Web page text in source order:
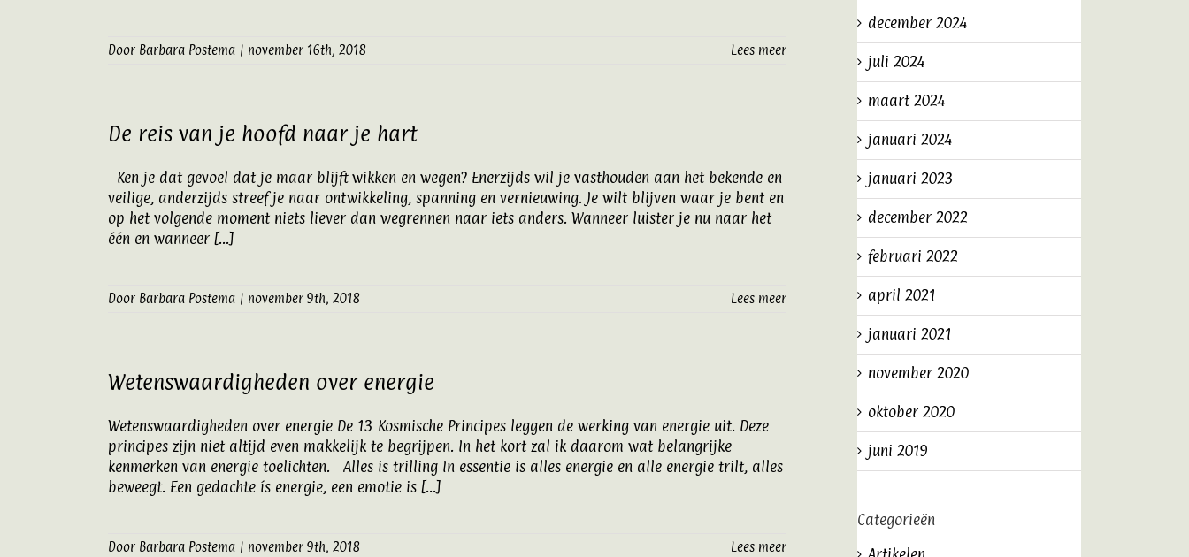
Door Barbara Postema | november 16th, 2018 Lees meer
De reis van je hoofd naar je hart
Ken je dat gevoel dat je maar blijft wikken en wegen? Enerzijds wil je vasthouden aan het bekende en
veilige, anderzijds streef je naar ontwikkeling, spanning en vernieuwing. Je wilt blijven waar je bent en
op het volgende moment niets liever dan wegrennen naar iets anders. Wanneer luister je nu naar het
één en wanneer [...]
Door Barbara Postema | november 9th, 2018 Lees meer
Wetenswaardigheden over energie
Wetenswaardigheden over energie De 13 Kosmische Principes leggen de werking van energie uit. Deze
principes zijn niet altijd even makkelijk te begrijpen. In het kort zal ik daarom wat belangrijke
kenmerken van energie toelichten. Alles is trilling In essentie is alles energie en alle energie trilt, alles
beweegt. Een gedachte ís energie, een emotie is [...]
Door Barbara Postema | november 9th, 2018 Lees meer
december 2024
juli 2024
maart 2024
januari 2024
januari 2023
december 2022
februari 2022
april 2021
januari 2021
november 2020
oktober 2020
juni 2019
Categorieën